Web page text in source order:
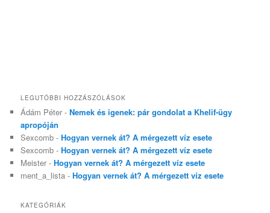
LEGUTÓBBI HOZZÁSZÓLÁSOK
Ádám Péter -Nemek és igenek: pár gondolat a Khelif-ügy
apropóján
Sexcomb -Hogyan vernek át? A mérgezett víz esete
Sexcomb -Hogyan vernek át? A mérgezett víz esete
Meister -Hogyan vernek át? A mérgezett víz esete
ment_a_lista -Hogyan vernek át? A mérgezett víz esete
KATEGÓRIÁK